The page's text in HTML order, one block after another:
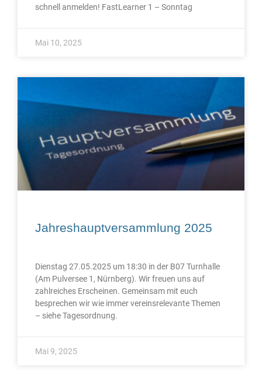
schnell anmelden! FastLearner 1 – Sonntag
Mai 10, 2025
Jahreshauptversammlung 2025
Dienstag 27.05.2025 um 18:30 in der B07 Turnhalle
(Am Pulversee 1, Nürnberg). Wir freuen uns auf
zahlreiches Erscheinen. Gemeinsam mit euch
besprechen wir wie immer vereinsrelevante Themen
– siehe Tagesordnung.
Mai 9, 2025